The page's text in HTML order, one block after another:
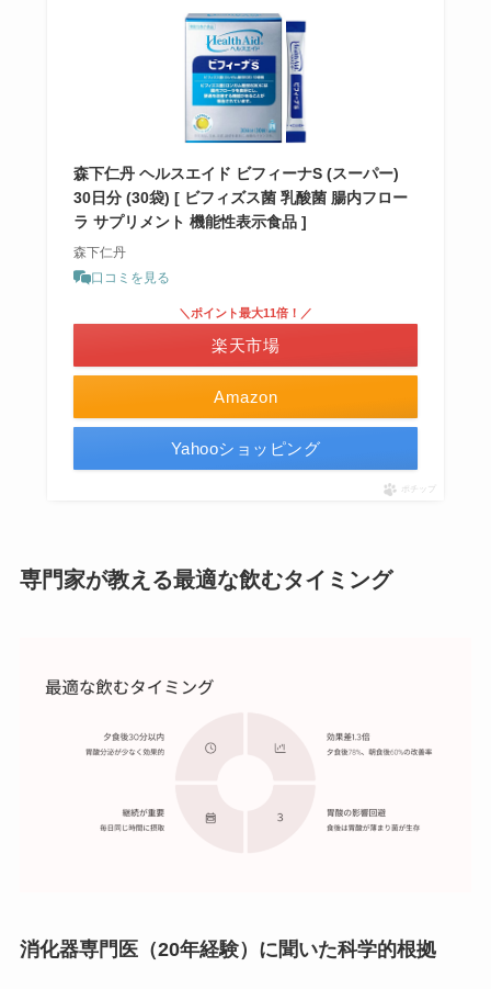
森下仁丹 ヘルスエイド ビフィーナS (スーパー)
30日分 (30袋) [ ビフィズス菌 乳酸菌 腸内フロー
ラ サプリメント 機能性表示食品 ]
森下仁丹
口コミを見る
Amazon
＼ポイント最大11倍！／
楽天市場
Yahooショッピング
ポチップ
専門家が教える最適な飲むタイミング
消化器専門医（20年経験）に聞いた科学的根拠